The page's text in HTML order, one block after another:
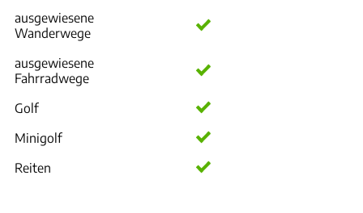
ausgewiesene
Wanderwege
ausgewiesene
Fahrradwege
Golf
Minigolf
Reiten